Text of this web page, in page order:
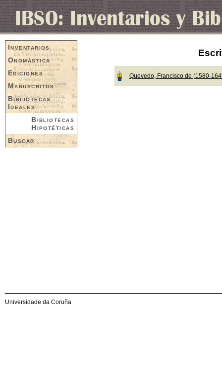
Inventarios
Onomástica
Ediciones
Manuscritos
Bibliotecas
Ideales
Bibliotecas
Hipotéticas
Buscar
Quevedo, Francisco de (1580-
Universidade da Coruña